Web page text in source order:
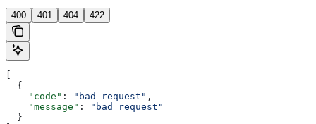
400 401 404 422
  {
    "code"
: "bad_request" ,
    "message"
:
"bad request"
  }